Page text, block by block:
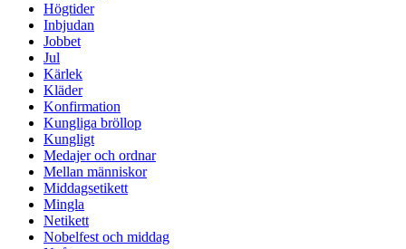
Högtider
Inbjudan
Jobbet
Jul
Kärlek
Kläder
Konfirmation
Kungliga bröllop
Kungligt
Medajer och ordnar
Mellan människor
Middagsetikett
Mingla
Netikett
Nobelfest och middag